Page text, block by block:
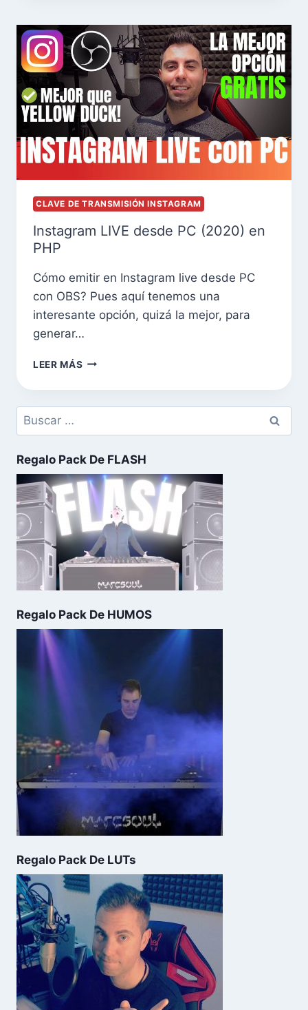
CLAVE DE TRANSMISIÓN INSTAGRAM
Instagram LIVE desde PC (2020) en
PHP
Cómo emitir en Instagram live desde PC
con OBS? Pues aquí tenemos una
interesante opción, quizá la mejor, para
generar…
LEER MÁS
Buscar:
Regalo Pack De FLASH
Regalo Pack De HUMOS
Regalo Pack De LUTs